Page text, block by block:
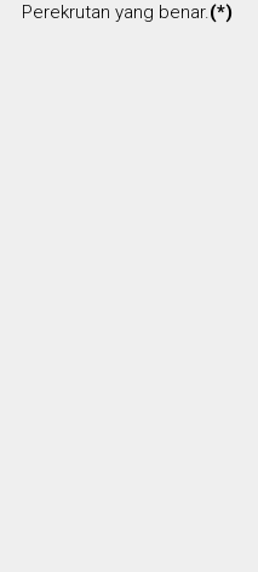
Perekrutan yang benar.(*)